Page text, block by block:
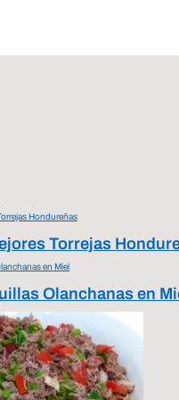
Torrejas
Olanchanas en